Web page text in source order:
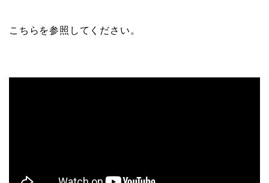
こちらを参照してください。